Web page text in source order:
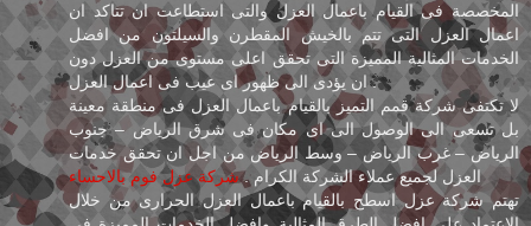
المخصصة فى القيام باعمال العزل والتى استطاعت ان تتاكد ان
اعمال العزل التى تتم بالخيش المقطرن والسيلتون من افضل
الخدمات المثالية المميزة التى تحقق اعلى مستوى من العزل دون
ان يؤدى الى ظهور اى عيب فى اعمال العزل .
لا تكتفى شركة قمم التميز بالقيام باعمال العزل فى منطقة معينة
بل تسعى الى الوصول الى اى مكان فى شرق الرياض – جنوب
الرياض – غرب الرياض – وسط الرياض من اجل ان تحقق خدمات
العزل لجميع عملاء الشركة الكرام .شركة عزل فوم بالاحساء
تهتم شركة عزل اسطح بالقيام باعمال العزل الحرارى من خلال